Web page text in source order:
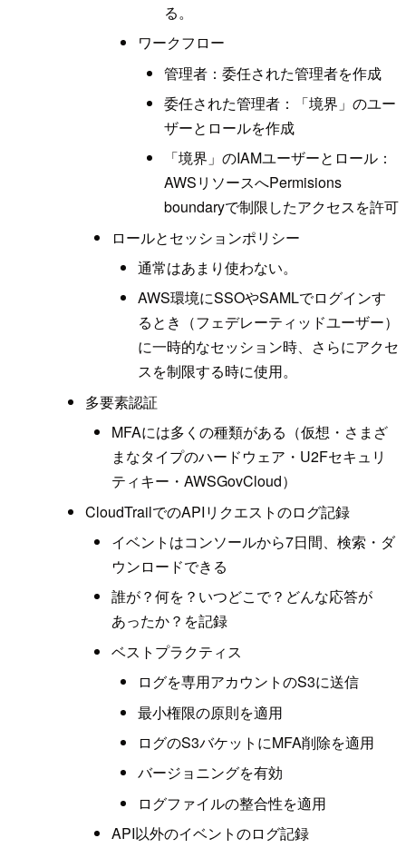
る。
ワークフロー
管理者：委任された管理者を作成
委任された管理者：「境界」のユー
ザーとロールを作成
「境界」のIAMユーザーとロール：
AWSリソースへPermisions
boundaryで制限したアクセスを許可
ロールとセッションポリシー
通常はあまり使わない。
AWS環境にSSOやSAMLでログインす
るとき（フェデレーティッドユーザー）
に一時的なセッション時、さらにアクセ
スを制限する時に使用。
多要素認証
MFAには多くの種類がある（仮想・さまざ
まなタイプのハードウェア・U2Fセキュリ
ティキー・AWSGovCloud）
CloudTrailでのAPIリクエストのログ記録
イベントはコンソールから7日間、検索・ダ
ウンロードできる
誰が？何を？いつどこで？どんな応答が
あったか？を記録
ベストプラクティス
ログを専用アカウントのS3に送信
最小権限の原則を適用
ログのS3バケットにMFA削除を適用
バージョニングを有効
ログファイルの整合性を適用
API以外のイベントのログ記録